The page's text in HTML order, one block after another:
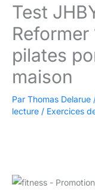
Test
Reformer
pilates
maison
Par Thomas Delarue
lecture / Exercices